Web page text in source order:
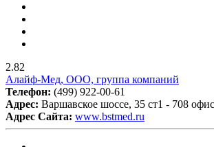
2.82
Алайф-Мед, ООО, группа компаний
Телефон: (499) 922-00-61
Адрес: Варшавское шоссе, 35 ст1 - 708
Адрес Сайта: www.bstmed.ru